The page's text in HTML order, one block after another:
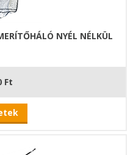
NYÉL NÉLKÜL
Ft